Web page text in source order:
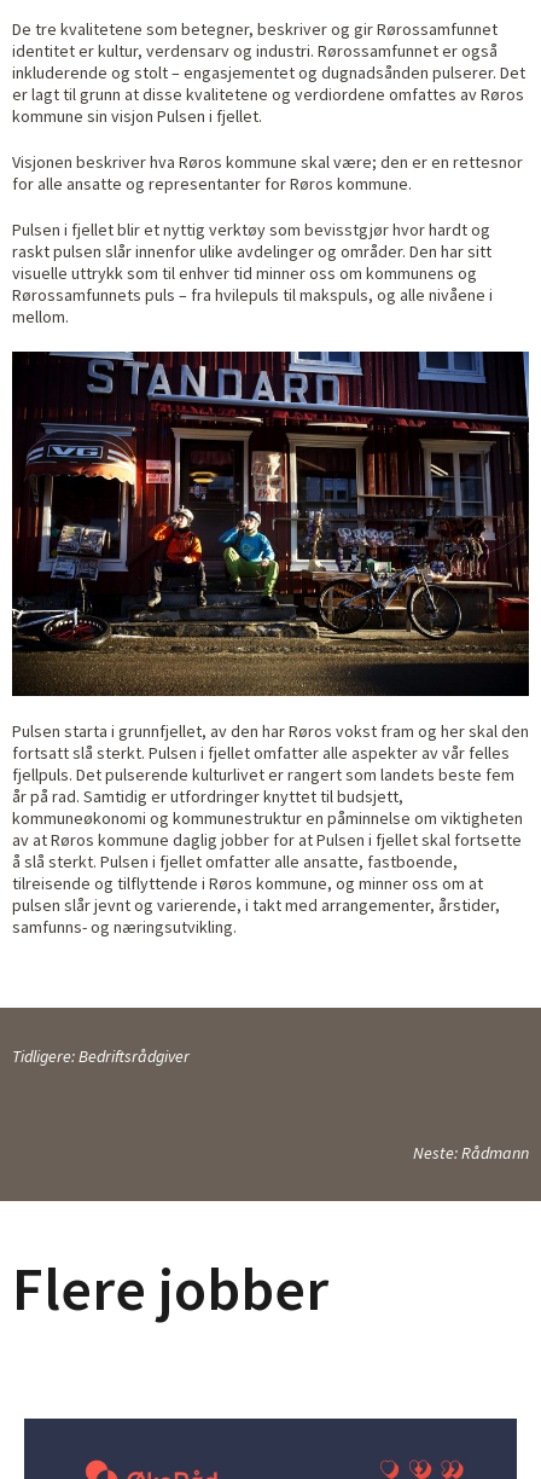
De tre kvalitetene som betegner, beskriver og gir Rørossamfunnet
identitet er kultur, verdensarv og industri. Rørossamfunnet er også
inkluderende og stolt – engasjementet og dugnadsånden pulserer. Det
er lagt til grunn at disse kvalitetene og verdiordene omfattes av Røros
kommune sin visjon Pulsen i fjellet.
Visjonen beskriver hva Røros kommune skal være; den er en rettesnor
for alle ansatte og representanter for Røros kommune.
Pulsen i fjellet blir et nyttig verktøy som bevisstgjør hvor hardt og
raskt pulsen slår innenfor ulike avdelinger og områder. Den har sitt
visuelle uttrykk som til enhver tid minner oss om kommunens og
Rørossamfunnets puls – fra hvilepuls til makspuls, og alle nivåene i
mellom.
Pulsen starta i grunnfjellet, av den har Røros vokst fram og her skal den
fortsatt slå sterkt. Pulsen i fjellet omfatter alle aspekter av vår felles
fjellpuls. Det pulserende kulturlivet er rangert som landets beste fem
år på rad. Samtidig er utfordringer knyttet til budsjett,
kommuneøkonomi og kommunestruktur en påminnelse om viktigheten
av at Røros kommune daglig jobber for at Pulsen i fjellet skal fortsette
å slå sterkt. Pulsen i fjellet omfatter alle ansatte, fastboende,
tilreisende og tilflyttende i Røros kommune, og minner oss om at
pulsen slår jevnt og varierende, i takt med arrangementer, årstider,
samfunns- og næringsutvikling.
Tidligere: Bedriftsrådgiver
Neste: Rådmann
Flere jobber